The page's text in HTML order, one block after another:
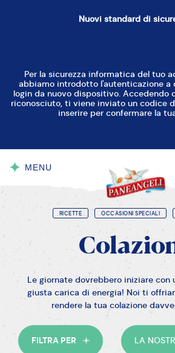
Nuovi standard di
Per la sicurezza informatica del tuo
abbiamo introdotto l'autenticazione a
login da nuovo dispositivo. Accedendo
riconosciuto, ti viene inviato un codice
inserire per confermare la
MENU
Torte Dolci Torte Decorate
Crostate Ciambelle
Cupcake e Muffin Dolcetti
Dolci
Torte Salate Pane, Pizza e
RICETTE OCCASIONI SPECIALI
Le giornate dovrebbero iniziare con
giusta carica di energia! Noi ti
rendere la tua colazione
FILTRA PER LA